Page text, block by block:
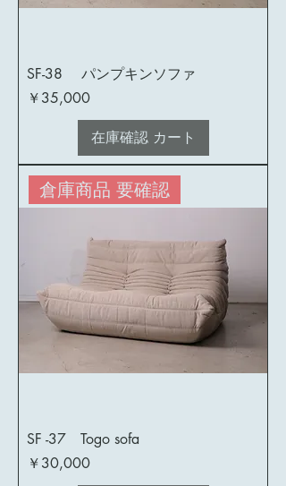
SF-38 パンプキンソファ
価格
￥35,000
在庫確認 カート
倉庫商品 要確認
SF -37 Togo sofa
価格
￥30,000